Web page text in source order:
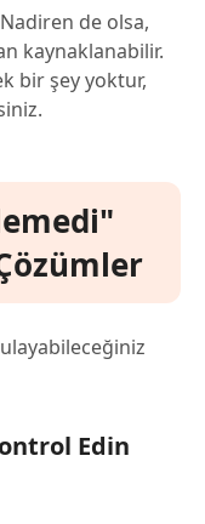
Nadiren de olsa,
kaynaklanabilir.
bir şey yoktur,
Edin